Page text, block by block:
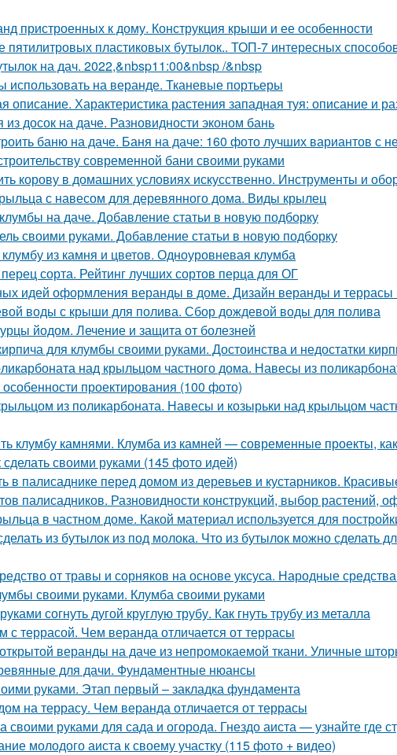
пристроенных к дому. Конструкция крыши и ее особенности
пятилитровых пластиковых бутылок.. ТОП-7 интересных
на дач. 2022,&nbsp11:00&nbsp /&nbsp
использовать на веранде. Тканевые портьеры
описание. Характеристика растения западная туя: описание и
из досок на даче. Разновидности эконом бань
баню на даче. Баня на даче: 160 фото лучших вариантов с
современной бани своими руками
корову в домашних условиях искусственно. Инструменты и
с навесом для деревянного дома. Виды крылец
на даче. Добавление статьи в новую подборку
своими руками. Добавление статьи в новую подборку
клумбу из камня и цветов. Одноуровневая клумба
сорта. Рейтинг лучших сортов перца для ОГ
идей оформления веранды в доме. Дизайн веранды и террасы
воды с крыши для полива. Сбор дождевой воды для полива
йодом. Лечение и защита от болезней
для клумбы своими руками. Достоинства и недостатки
над крыльцом частного дома. Навесы из
особенности проектирования (100 фото)
из поликарбоната. Навесы и козырьки над крыльцом
клумбу камнями. Клумба из камней — современные проекты,
сделать своими руками (145 фото идей)
в палисаднике перед домом из деревьев и кустарников.
палисадников. Разновидности конструкций, выбор растений,
в частном доме. Какой материал используется для
из бутылок из под молока. Что из бутылок можно сделать
от травы и сорняков на основе уксуса. Народные
своими руками. Клумба своими руками
согнуть дугой круглую трубу. Как гнуть трубу из металла
с террасой. Чем веранда отличается от террасы
веранды на даче из непромокаемой ткани. Уличные
для дачи. Фундаментные нюансы
руками. Этап первый – закладка фундамента
на террасу. Чем веранда отличается от террасы
своими руками для сада и огорода. Гнездо аиста — узнайте где
молодого аиста к своему участку (115 фото + видео)